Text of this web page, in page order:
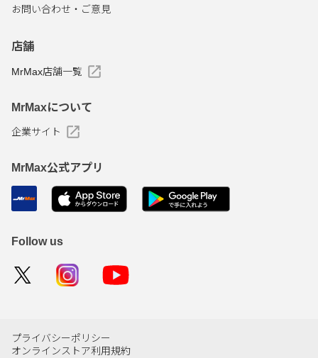
お問い合わせ・ご意見
店舗
MrMax店舗一覧
MrMaxについて
企業サイト
MrMax公式アプリ
Follow us
プライバシーポリシー
オンラインストア利用規約